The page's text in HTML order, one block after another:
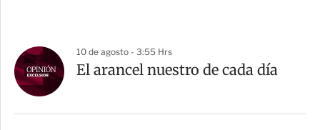
10 de agosto - 3:55 Hrs
El arancel nuestro de cada día